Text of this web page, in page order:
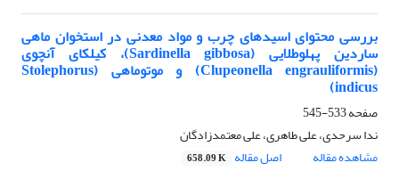
بررسی محتوای اسیدهای چرب و مواد معدنی در استخوان ماهی
ساردین پهلوطلایی (Sardinella gibbosa)، کیلکای آنچوی
(Clupeonella engrauliformis) و موتوماهی (Stolephorus
indicus)
صفحه533-545
ندا سرحدی، علی طاهری، علی معتمدزادگان
مشاهده مقاله
اصل مقاله 658.09 K